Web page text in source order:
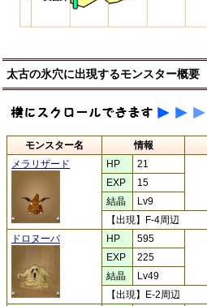
太古の氷穴に出現するモンスター概要
モンスター名 情報
メラリザード
HP
21
EXP
15
結晶
Lv9
【出現】F-4周辺
ドロヌーバ
HP
595
EXP
225
結晶
Lv49
【出現】E-2周辺